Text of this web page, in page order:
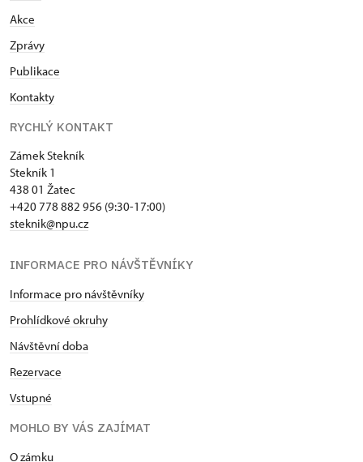
Akce
Zprávy
Publikace
Kontakty
RYCHLÝ KONTAKT
Zámek Stekník
Stekník 1
438 01 Žatec
+420 778 882 956 (9:30-17:00)
steknik@npu.cz
INFORMACE PRO NÁVŠTĚVNÍKY
Informace pro návštěvníky
Prohlídkové okruhy
Návštěvní doba
Rezervace
Vstupné
MOHLO BY VÁS ZAJÍMAT
O zámku